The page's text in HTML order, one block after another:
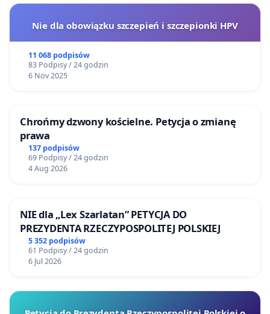
Nie dla obowiązku szczepień i szczepionki HPV
11 068 podpisów
83 Podpisy / 24 godzin
6 Nov 2025
Chrońmy dzwony kościelne. Petycja o zmianę
prawa
137 podpisów
69 Podpisy / 24 godzin
4 Aug 2026
NIE dla „Lex Szarlatan” PETYCJA DO
PREZYDENTA RZECZYPOSPOLITEJ POLSKIEJ
5 352 podpisów
61 Podpisy / 24 godzin
6 Jul 2026